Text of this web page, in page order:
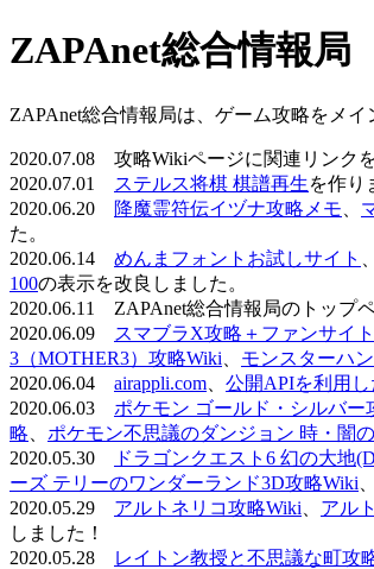
ZAPAnet総合情報局
ZAPAnet総合情報局は、ゲーム攻略をメ
2020.07.08 攻略Wikiページに関連リンク
2020.07.01
ステルス将棋 棋譜再生を作り
2020.06.20
降魔霊符伝イヅナ攻略メモ
た。
2020.06.14 めんまフォントお試しサイト
100の表示を改良しました。
2020.06.11 ZAPAnet総合情報局のトップ
2020.06.09
スマブラX攻略＋ファンサイ
3（MOTHER3）攻略Wiki
モンスターハ
2020.06.04 airappli.com 公開APIを利用
2020.06.03 ポケモン ゴールド・シルバー
略
ポケモン不思議のダンジョン 時・闇
2020.05.30
ドラゴンクエスト6 幻の大地
ーズ テリーのワンダーランド3D攻略Wiki
2020.05.29 アルトネリコ攻略Wiki アル
しました！
2020.05.28
レイトン教授と不思議な町攻